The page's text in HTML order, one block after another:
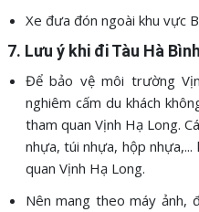
Xe đưa đón ngoài khu vực
7. Lưu ý khi đi Tàu Hà
Để bảo vệ môi trường
nghiêm cấm du khách
tham quan Vịnh Hạ Long.
nhựa, túi nhựa, hộp
quan Vịnh Hạ Long.
Nên mang theo máy ảnh,